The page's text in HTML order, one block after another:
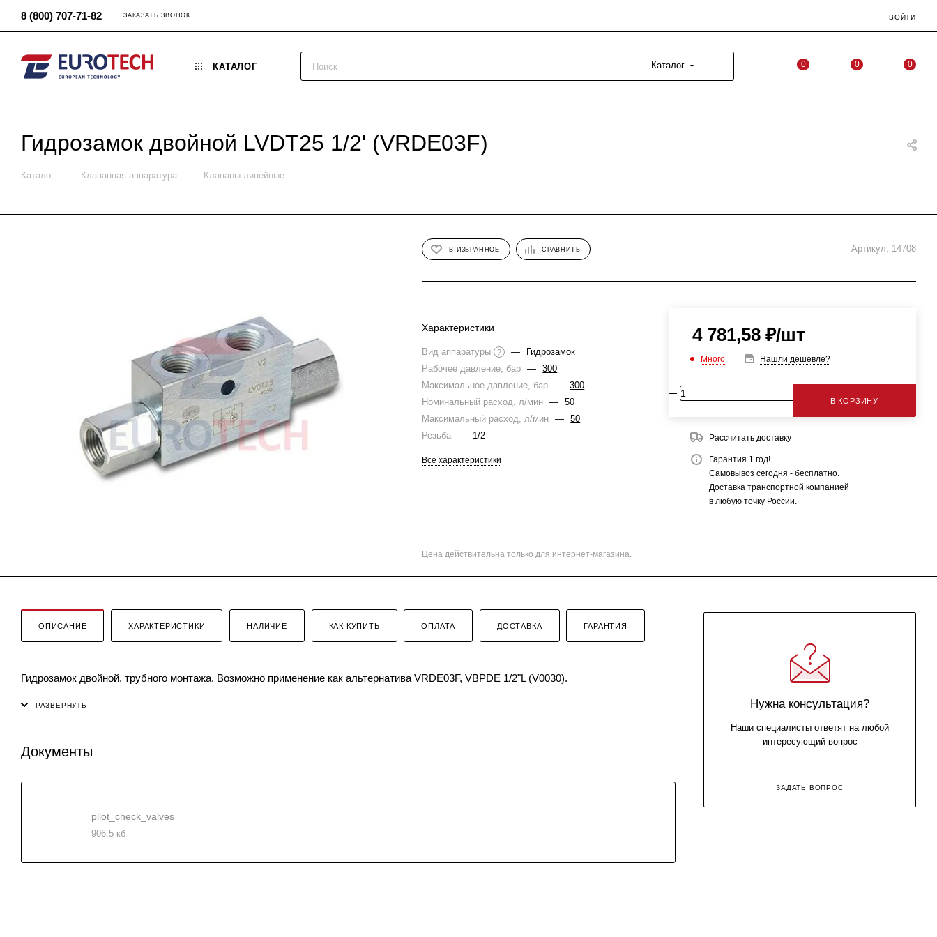
8 (800) 707-71-82 ЗАКАЗАТЬ ЗВОНОК ВОЙТИ
КАТАЛОГ Каталог 0 0 0
Гидрозамок двойной LVDT25 1/2' (VRDE03F)
Каталог — Клапанная аппаратура — Клапаны линейные
В ИЗБРАННОЕ СРАВНИТЬ Артикул: 14708
Характеристики
Вид аппаратуры ? —
Гидрозамок
Рабочее давление, бар
—
300
Максимальное давление, бар
—
300
Номинальный расход, л/мин
—
50
Максимальный расход, л/мин
—
50
Резьба
— 1/2
Все характеристики
4 781,58₽/шт
Много Нашли дешевле?
В КОРЗИНУ
Рассчитать доставку
Гарантия 1 год!
Самовывоз сегодня - бесплатно.
Доставка транспортной компанией
в любую точку России.
Цена действительна только для интернет-магазина.
ОПИСАНИЕ ХАРАКТЕРИСТИКИ НАЛИЧИЕ КАК КУПИТЬ ОПЛАТА ДОСТАВКА ГАРАНТИЯ
Гидрозамок двойной, трубного монтажа. Возможно применение как альтернатива VRDE03F, VBPDE 1/2"L (V0030).
Документы
pilot_check_valves
906,5 кб
Нужна консультация?
Наши специалисты ответят на любой
интересующий вопрос
ЗАДАТЬ ВОПРОС